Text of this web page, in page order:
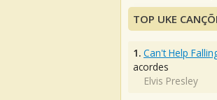
TOP UKE
1. Can't Help
acordes
Elvis Presley